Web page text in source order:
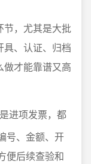
节，尤其是大批
具、认证、归档
才能靠谱又高
进项发票，都
号、金额、开
便后续查验和